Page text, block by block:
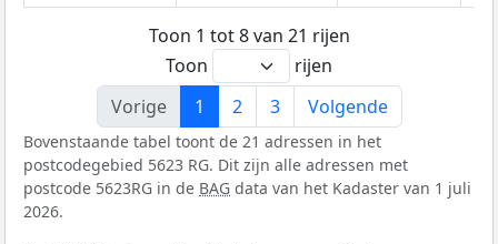
Toon 1 tot 8 van 21 rijen
Toon
rijen
Vorige
1 2 3 Volgende
Bovenstaande tabel toont de 21 adressen in het
postcodegebied 5623 RG. Dit zijn alle adressen met
postcode 5623RG in de BAG data van het Kadaster van 1 juli
2026.